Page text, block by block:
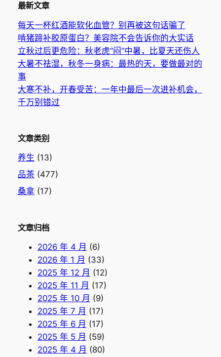
最新文章
每天一杯红酒能软化血管？别再被这句话骗了
啃猪蹄补胶原蛋白？美容院不会告诉你的大实话
立秋过后更危险：秋老虎“闷”中暑，比夏天还伤人
大暑不祛湿，秋冬一身病：最热的天，要做最对的
事
大寒不补，开春受苦：一年中最后一次进补机会，
千万别错过
文章类别
养生 (13)
品茶 (477)
桑拿 (17)
文章归档
2026 年 4 月 (6)
2026 年 1 月 (33)
2025 年 12 月 (12)
2025 年 11 月 (17)
2025 年 10 月 (9)
2025 年 7 月 (17)
2025 年 6 月 (17)
2025 年 5 月 (59)
2025 年 4 月 (80)